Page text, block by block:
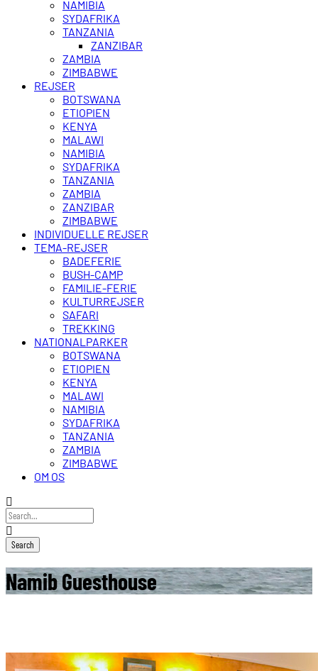
NAMIBIA
SYDAFRIKA
TANZANIA
ZANZIBAR
ZAMBIA
ZIMBABWE
REJSER
BOTSWANA
ETIOPIEN
KENYA
MALAWI
NAMIBIA
SYDAFRIKA
TANZANIA
ZAMBIA
ZANZIBAR
ZIMBABWE
INDIVIDUELLE REJSER
TEMA-REJSER
BADEFERIE
BUSH-CAMP
FAMILIE-FERIE
KULTURREJSER
SAFARI
TREKKING
NATIONALPARKER
BOTSWANA
ETIOPIEN
KENYA
MALAWI
NAMIBIA
SYDAFRIKA
TANZANIA
ZAMBIA
ZIMBABWE
OM OS
Namib Guesthouse